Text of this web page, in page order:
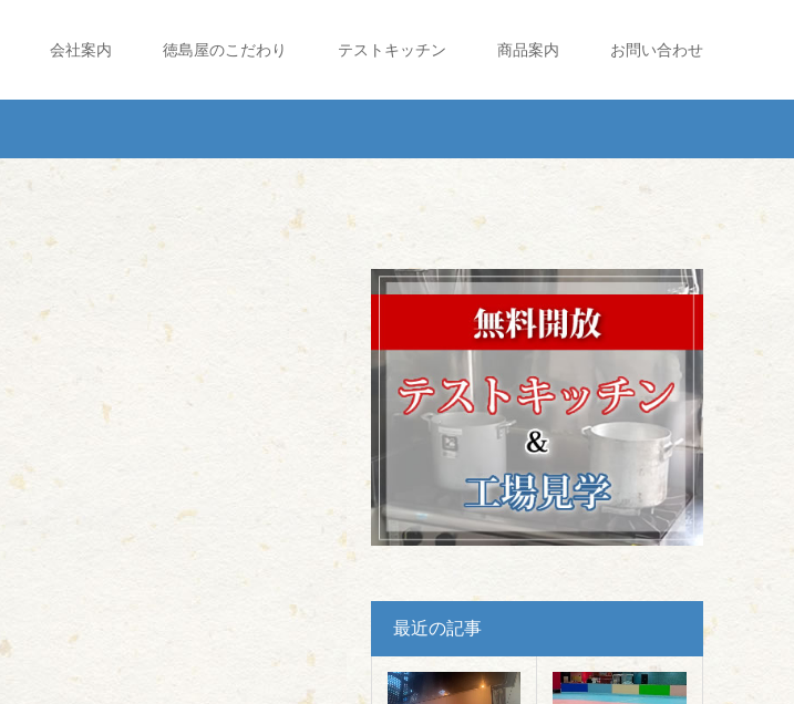
会社案内 徳島屋のこだわり テストキッチン 商品案内 お問い合わせ
最近の記事